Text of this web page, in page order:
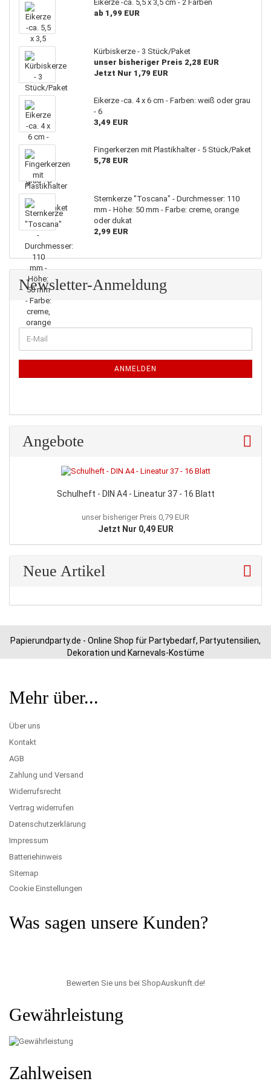
Eikerze -ca. 5,5 x 3,5 cm - 2 Farben
ab 1,99 EUR
Kürbiskerze - 3 Stück/Paket
unser bisheriger Preis 2,28 EUR
Jetzt Nur 1,79 EUR
Eikerze -ca. 4 x 6 cm - Farben: weiß oder grau
- 6
3,49 EUR
Fingerkerzen mit Plastikhalter - 5 Stück/Paket
5,78 EUR
Sternkerze "Toscana" - Durchmesser: 110
mm - Höhe: 50 mm - Farbe: creme, orange
oder dukat
2,99 EUR
Newsletter-Anmeldung
ZUR
NEWSLETTER-
E-
Mail
ANMELDEN
Angebote
Schulheft - DIN A4 - Lineatur 37 - 16 Blatt
unser bisheriger Preis 0,79 EUR
Jetzt Nur 0,49 EUR
Neue Artikel
Papierundparty.de - Online Shop für Partybedarf, Partyutensilien,
Dekoration und Karnevals-Kostüme
Mehr über...
Über uns
Kontakt
AGB
Zahlung und Versand
Widerrufsrecht
Vertrag widerrufen
Datenschutzerklärung
Impressum
Batteriehinweis
Sitemap
Cookie Einstellungen
Was sagen unsere Kunden?
Bewerten Sie uns bei ShopAuskunft.de!
Gewährleistung
Zahlweisen